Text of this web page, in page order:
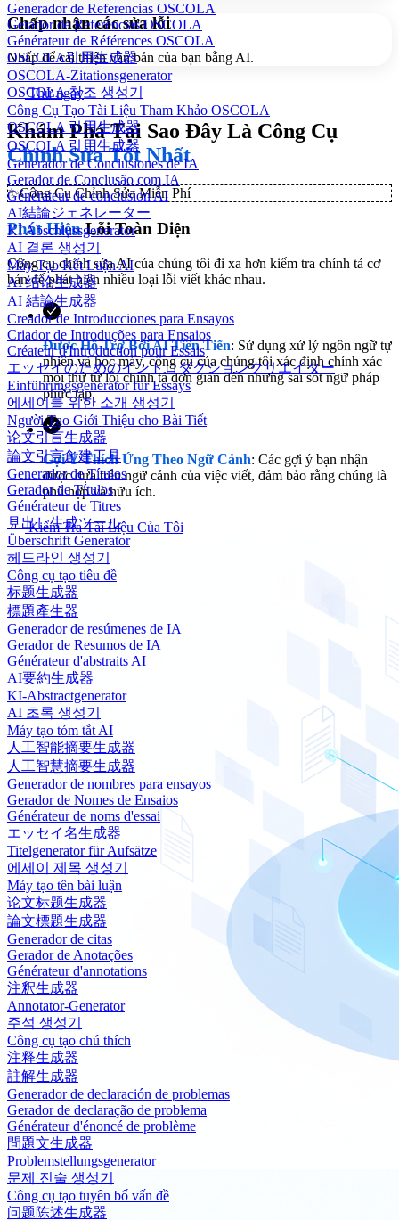
Generador de Referencias OSCOLA
Gerador de Referências OSCOLA
Générateur de Références OSCOLA
OSCOLA引用生成器
OSCOLA-Zitationsgenerator
OSCOLA 참조 생성기
Công Cụ Tạo Tài Liệu Tham Khảo OSCOLA
OSCOLA 引用生成器
OSCOLA 引用生成器
Generador de Conclusiones de IA
Gerador de Conclusão com IA
Générateur de conclusion AI
AI結論ジェネレーター
KI Abschlussgenerator
AI 결론 생성기
Máy Tạo Kết Luận AI
AI 结论生成器
AI 結論生成器
Creador de Introducciones para Ensayos
Criador de Introduções para Ensaios
Créateur d'Introduction pour Essais
エッセイのためのイントロダクションクリエイター
Einführungsgenerator für Essays
에세이를 위한 소개 생성기
Người Tạo Giới Thiệu cho Bài Tiết
论文引言生成器
論文引言創建工具
Generador de Títulos
Gerador de Títulos
Générateur de Titres
見出し生成ツール
Überschrift Generator
헤드라인 생성기
Công cụ tạo tiêu đề
标题生成器
標題產生器
Generador de resúmenes de IA
Gerador de Resumos de IA
Générateur d'abstraits AI
AI要約生成器
KI-Abstractgenerator
AI 초록 생성기
Máy tạo tóm tắt AI
人工智能摘要生成器
人工智慧摘要生成器
Generador de nombres para ensayos
Gerador de Nomes de Ensaios
Générateur de noms d'essai
エッセイ名生成器
Titelgenerator für Aufsätze
에세이 제목 생성기
Máy tạo tên bài luận
论文标题生成器
論文標題生成器
Generador de citas
Gerador de Anotações
Générateur d'annotations
注釈生成器
Annotator-Generator
주석 생성기
Công cụ tạo chú thích
注释生成器
註解生成器
Generador de declaración de problemas
Gerador de declaração de problema
Générateur d'énoncé de problème
問題文生成器
Problemstellungsgenerator
문제 진술 생성기
Công cụ tạo tuyên bố vấn đề
问题陈述生成器
Chấp nhận các sửa lỗi
Nhấp để cải thiện văn bản của bạn bằng AI.
Thử ngay
Khám Phá Tại Sao Đây Là Công Cụ
Chỉnh Sửa Tốt Nhất
✨Công Cụ Chỉnh Sửa Miễn Phí
Phát HiệnLỗi Toàn Diện
Công cụ chỉnh sửa AI của chúng tôi đi xa hơn kiểm tra chính tả cơ
bản để phát hiện nhiều loại lỗi viết khác nhau.
Được Hỗ Trợ Bởi AI Tiên Tiến: Sử dụng xử lý ngôn ngữ tự
nhiên và học máy, công cụ của chúng tôi xác định chính xác
mọi thứ từ lỗi chính tả đơn giản đến những sai sót ngữ pháp
phức tạp.
Gợi Ý Thích Ứng Theo Ngữ Cảnh: Các gợi ý bạn nhận
được dựa trên ngữ cảnh của việc viết, đảm bảo rằng chúng là
phù hợp và hữu ích.
Kiểm Tra Tài Liệu Của Tôi